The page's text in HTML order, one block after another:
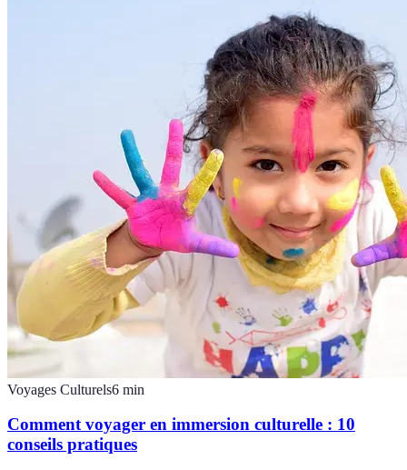
Voyages Culturels6 min
Comment voyager en immersion culturelle : 10
conseils pratiques